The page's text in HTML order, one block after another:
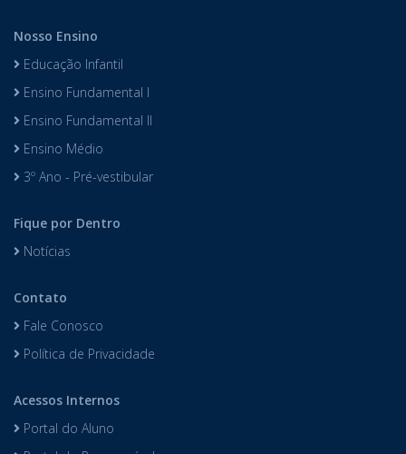
Nosso Ensino
Educação Infantil
Ensino Fundamental I
Ensino Fundamental II
Ensino Médio
3º Ano - Pré-vestibular
Fique por Dentro
Notícias
Contato
Fale Conosco
Política de Privacidade
Acessos Internos
Portal do Aluno